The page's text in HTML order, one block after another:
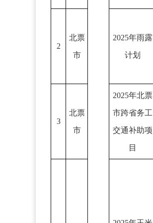
2
北票
市
2025年雨露
计划
3
北票
市
2025年北票
市跨省务工
交通补助项
目